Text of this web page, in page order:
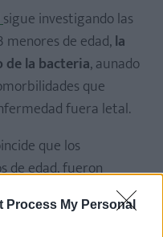
Process My Personal
sigue investigando las
menores de edad,la
la bacteria, aunado
que
fuera letal.
que los
de edad, fueron